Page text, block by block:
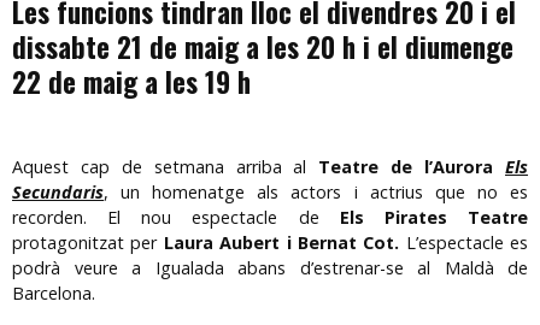
Les funcions tindran lloc el divendres 20 i el
dissabte 21 de maig a les 20 h i el diumenge
22 de maig a les 19 h
Aquest cap de setmana arriba al Teatre de l’Aurora Els
Secundaris, un homenatge als actors i actrius que no es
recorden. El nou espectacle de Els Pirates Teatre
protagonitzat perLaura Aubert i Bernat Cot. L’espectacle es
podrà veure a Igualada abans d’estrenar-se al Maldà de
Barcelona.